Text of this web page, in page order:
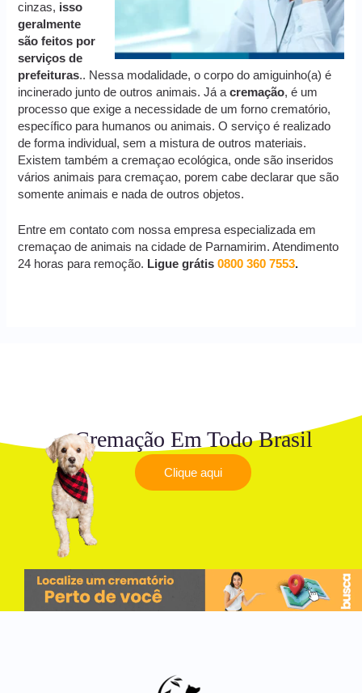
cinzas, isso
geralmente
são feitos por
serviços de
prefeituras.. Nessa modalidade, o corpo do amiguinho(a) é
incinerado junto de outros animais. Já acremação, é um
processo que exige a necessidade de um forno crematório,
específico para humanos ou animais. O serviço é realizado
de forma individual, sem a mistura de outros materiais.
Existem também a cremaçao ecológica, onde são inseridos
vários animais para cremaçao, porem cabe declarar que são
somente animais e nada de outros objetos.
Entre em contato com nossa empresa especializada em
cremaçao de animais na cidade de Parnamirim. Atendimento
24 horas para remoção. Ligue grátis0800 360 7553.
Cremação Em Todo Brasil
Clique aqui